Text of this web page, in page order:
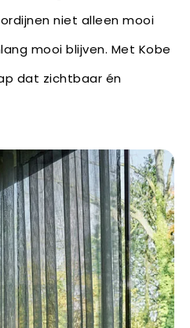
niet alleen mooi
mooi blijven. Met Kobe
dat zichtbaar én